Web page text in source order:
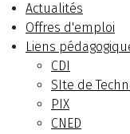
Actualités
Offres d'emploi
Liens
CDI
SIte de
PIX
CNED